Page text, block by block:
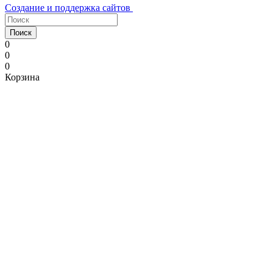
Создание и поддержка сайтов
Поиск
0
0
0
Корзина